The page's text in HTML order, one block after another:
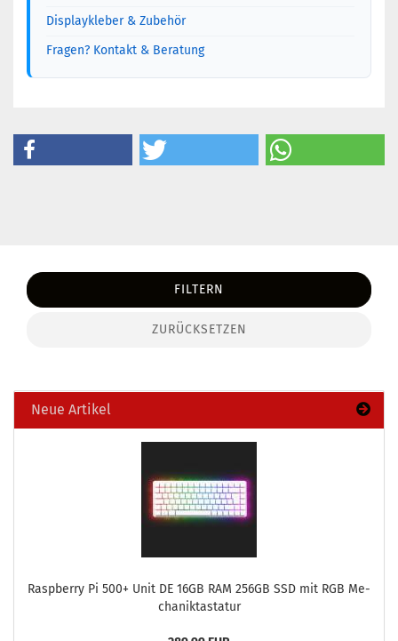
Displaykleber & Zubehör
Fragen? Kontakt & Beratung
FILTERN
ZURÜCKSETZEN
Neue Artikel
Raspber­ry Pi 500+ Unit DE 16GB RAM 256GB SSD mit RGB Me­
cha­nik­tas­ta­tur